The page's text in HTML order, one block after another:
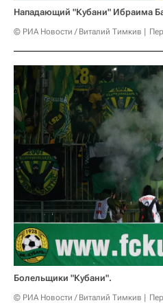
Нападающий "Кубани" Ибраима
© РИА Новости / Виталий Тимкив
Болельщики "Кубани".
© РИА Новости / Виталий Тимкив